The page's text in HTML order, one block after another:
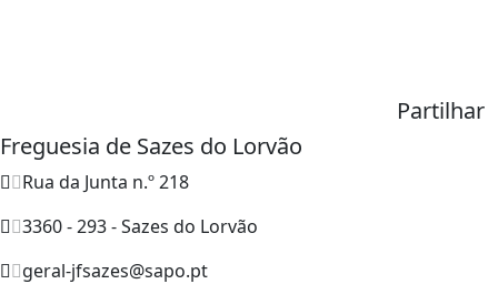
Partilhar
Freguesia de Sazes do Lorvão
Rua da Junta n.º 218
3360 - 293 - Sazes do Lorvão
geral-jfsazes@sapo.pt